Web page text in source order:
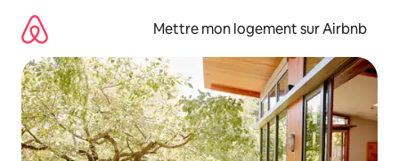
directement
contenu
Mettre mon logement sur Airbnb